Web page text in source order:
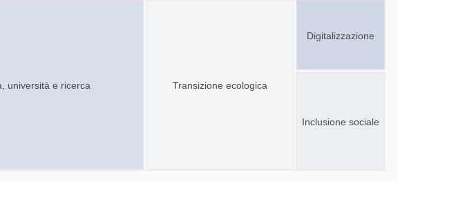
Digitalizzazione
università e ricerca
Inclusione sociale
Transizione ecologica